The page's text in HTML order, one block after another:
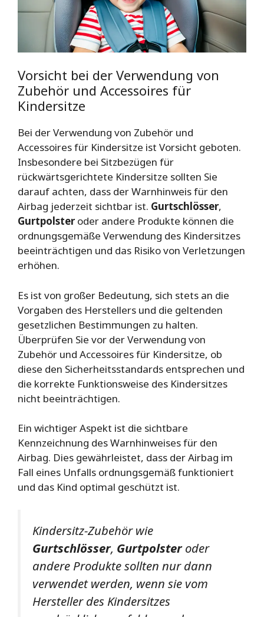
Vorsicht bei der Verwendung von
Zubehör und Accessoires für
Kindersitze
Bei der Verwendung von Zubehör und
Accessoires für Kindersitze ist Vorsicht geboten.
Insbesondere bei Sitzbezügen für
rückwärtsgerichtete Kindersitze sollten Sie
darauf achten, dass der Warnhinweis für den
Airbag jederzeit sichtbar ist. Gurtschlösser,
Gurtpolsteroder andere Produkte können die
ordnungsgemäße Verwendung des Kindersitzes
beeinträchtigen und das Risiko von Verletzungen
erhöhen.
Es ist von großer Bedeutung, sich stets an die
Vorgaben des Herstellers und die geltenden
gesetzlichen Bestimmungen zu halten.
Überprüfen Sie vor der Verwendung von
Zubehör und Accessoires für Kindersitze, ob
diese den Sicherheitsstandards entsprechen und
die korrekte Funktionsweise des Kindersitzes
nicht beeinträchtigen.
Ein wichtiger Aspekt ist die sichtbare
Kennzeichnung des Warnhinweises für den
Airbag. Dies gewährleistet, dass der Airbag im
Fall eines Unfalls ordnungsgemäß funktioniert
und das Kind optimal geschützt ist.
Kindersitz-Zubehör wie
Gurtschlösser, Gurtpolsteroder
andere Produkte sollten nur dann
verwendet werden, wenn sie vom
Hersteller des Kindersitzes